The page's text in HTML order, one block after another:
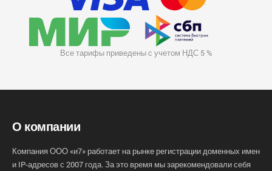
Все тарифы приведены с учетом НДС 5 %
О компании
Компания ООО «и7» работает на рынке регистрации доменных имен
и IP-адресов с 2007 года. За это время мы зарекомендовали себя